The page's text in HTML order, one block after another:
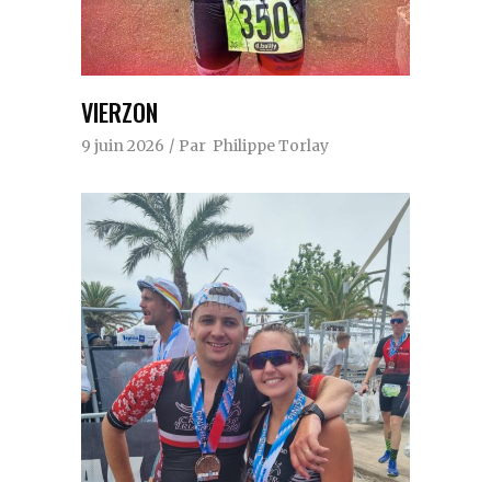
VIERZON
9 juin 2026 Par Philippe Torlay